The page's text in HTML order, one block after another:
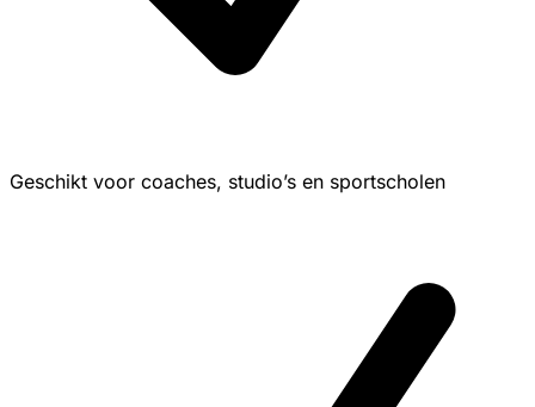
Geschikt voor coaches, studio’s en sportscholen